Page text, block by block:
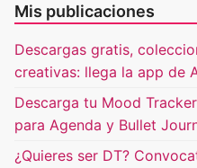
Mis publicaciones
Descargas gratis,
creativas: llega la app de
Descarga tu Mood
para Agenda y Bullet
¿Quieres ser DT?